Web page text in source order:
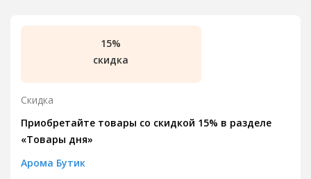
15%
скидка
Скидка
Приобретайте товары со скидкой 15% в разделе
«Товары дня»
Арома Бутик